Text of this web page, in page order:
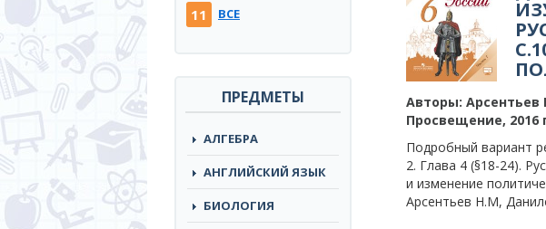
11 ВСЕ
ПРЕДМЕТЫ
АЛГЕБРА
АНГЛИЙСКИЙ ЯЗЫК
БИОЛОГИЯ
Авторы:
Просвещение, 2016
Подробный вариант
2. Глава 4 (§18-24).
и изменение
Арсентьев Н.М,